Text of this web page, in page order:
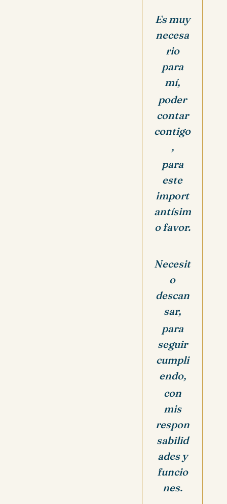
Es muy
necesa
rio
para
mí,
poder
contar
contigo
,
para
este
import
antísim
o favor.
Necesit
o
descan
sar,
para
seguir
cumpli
endo,
con
mis
respon
sabilid
ades y
funcio
nes.